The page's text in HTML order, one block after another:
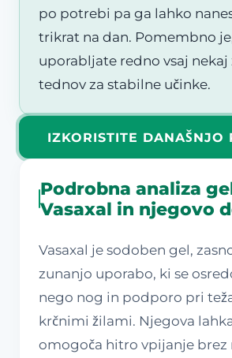
po potrebi pa ga lahko
trikrat na dan. Pomembno
uporabljate redno vsaj
tednov za stabilne učinke.
IZKORISTITE DANAŠNJO
Podrobna analiza
Vasaxal in njegovo
Vasaxal je sodoben gel,
zunanjo uporabo, ki se
nego nog in podporo pri
krčnimi žilami. Njegova
omogoča hitro vpijanje